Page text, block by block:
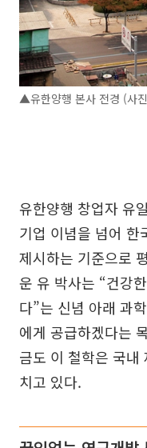
▲유한양행 본사 전경 (사
유한양행 창업자 유
기업 이념을 넘어 한
제시하는 기준으로
운 유 박사는 “건강
다”는 신념 아래 과
에게 공급하겠다는
금도 이 철학은 국내
치고 있다.